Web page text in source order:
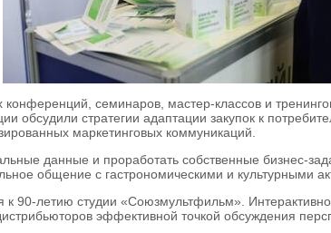
семинаров, мастер-классов и
обсудили стратегии адаптации закупок к
маркетинговых коммуникаций.
данные и проработать собственные
общение с гастрономическими и культурными
90-летию студии «Союзмультфильм».
эффективной точкой обсуждения